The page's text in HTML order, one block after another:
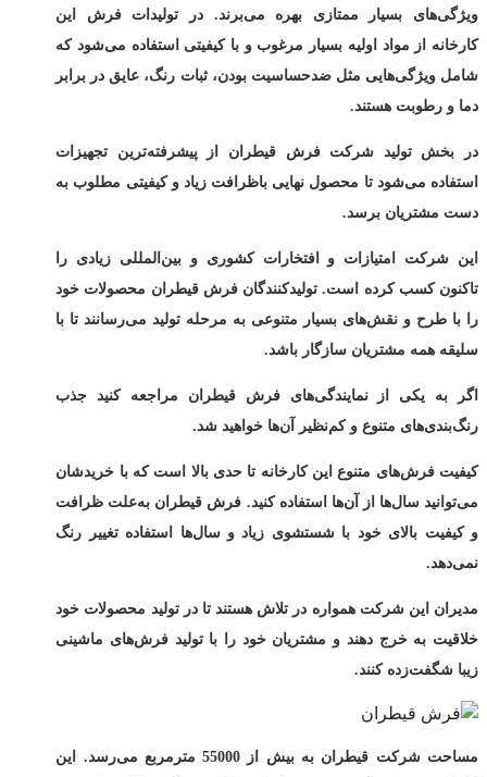
ویژگی‌های بسیار ممتازی بهره می‌برند. در تولیدات فرش این
کارخانه از مواد اولیه بسیار مرغوب و با کیفیتی استفاده می‌شود که
شامل ویژگی‌هایی مثل ضدحساسیت بودن، ثبات رنگ، عایق در برابر
دما و رطوبت هستند.
در بخش تولید شرکت فرش قیطران از پیشرفته‌ترین تجهیزات
استفاده می‌شود تا محصول نهایی باظرافت زیاد و کیفیتی مطلوب به
دست مشتریان برسد.
این شرکت امتیازات و افتخارات کشوری و بین‌المللی زیادی را
تاکنون کسب کرده است. تولیدکنندگان فرش قیطران محصولات خود
را با طرح و نقش‌های بسیار متنوعی به مرحله تولید می‌رسانند تا با
سلیقه همه مشتریان سازگار باشد.
اگر به یکی از نمایندگی‌های فرش قیطران مراجعه کنید جذب
رنگ‌‌بندی‌های متنوع و کم‌نظیر آن‌ها خواهید شد.
کیفیت فرش‌های متنوع این کارخانه تا حدی بالا است که با خریدشان
می‌توانید سال‌ها از آن‌ها استفاده کنید. فرش قیطران به‌علت ظرافت
و کیفیت بالای خود با شستشوی زیاد و سال‌ها استفاده تغییر رنگ
نمی‌دهد.
مدیران این شرکت همواره در تلاش هستند تا در تولید محصولات خود
خلاقیت به خرج دهند و مشتریان خود را با تولید فرش‌های ماشینی
زیبا شگفت‌زده کنند.
مساحت شرکت قیطران به بیش از 55000 مترمربع می‌رسد. این